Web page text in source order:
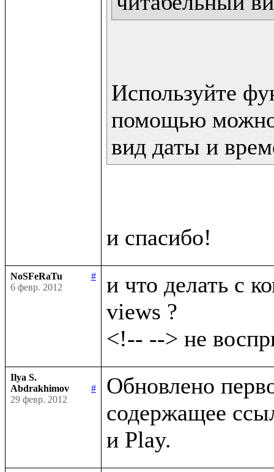
Используйте
помощью
вид даты и
NoSFeRaTu
#
6 февр. 2012
и что делать с
views ?
Ilya S.
Abdrakhimov
#
29 февр. 2012
Обновлено
содержащее